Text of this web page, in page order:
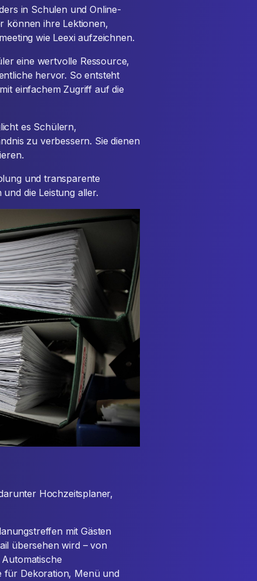
in Schulen und Online-
können ihre Lektionen,
wie Leexi aufzeichnen.
eine wertvolle Ressource,
hervor. So entsteht
einfachem Zugriff auf die
es Schülern,
zu verbessern. Sie dienen
und transparente
die Leistung aller.
Hochzeitsplaner,
mit Gästen
übersehen wird – von
für Dekoration, Menü und